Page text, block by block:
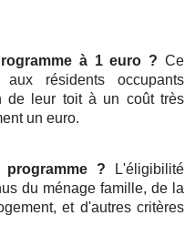
à 1 euro ? Ce
aux résidents occupants
de leur toit à un coût très
un euro.
? L'éligibilité
du ménage famille, de la
et d'autres critères